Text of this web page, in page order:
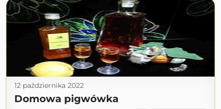
12 października 2022
Domowa pigwówka